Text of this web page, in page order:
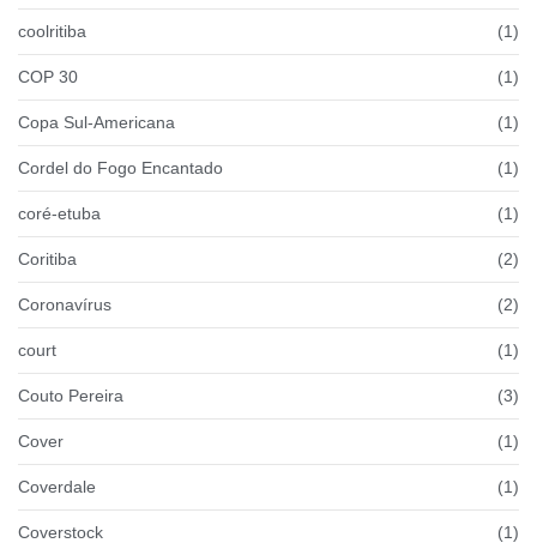
coolritiba (1)
COP 30 (1)
Copa Sul-Americana (1)
Cordel do Fogo Encantado (1)
coré-etuba (1)
Coritiba (2)
Coronavírus (2)
court (1)
Couto Pereira (3)
Cover (1)
Coverdale (1)
Coverstock (1)